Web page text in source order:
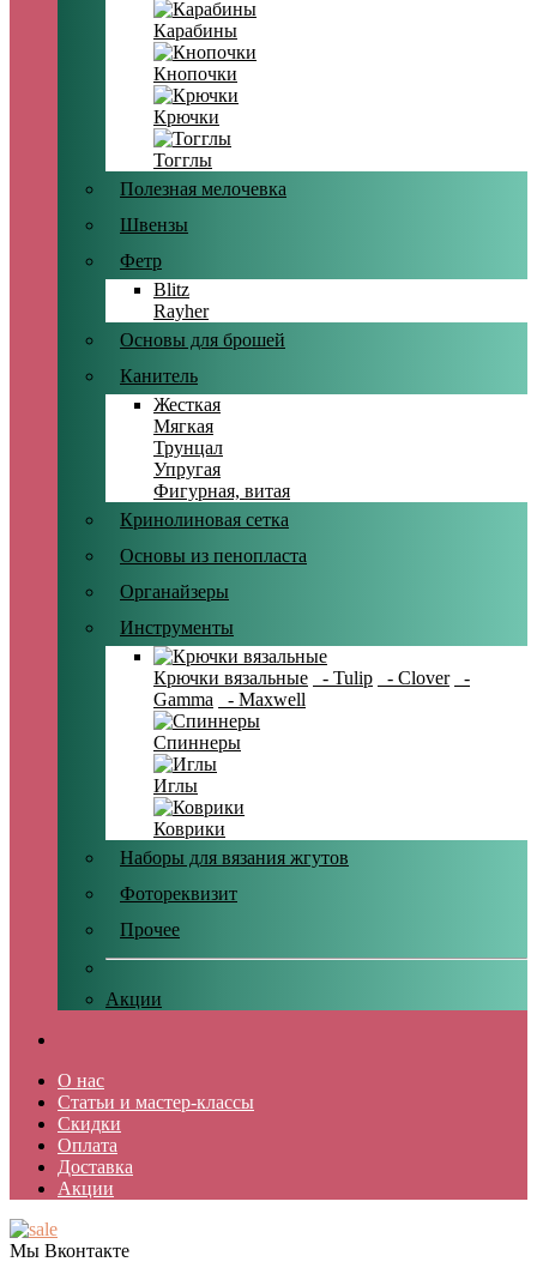
Карабины
Кнопочки
Крючки
Тогглы
Полезная мелочевка
Швензы
Фетр
Blitz
Rayher
Основы для брошей
Канитель
Жесткая
Мягкая
Трунцал
Упругая
Фигурная, витая
Кринолиновая сетка
Основы из пенопласта
Органайзеры
Инструменты
Крючки вязальные - Tulip - Clover
-
Gamma
- Maxwell
Спиннеры
Иглы
Коврики
Наборы для вязания жгутов
Фотореквизит
Прочее
Акции
О нас
Статьи и мастер-классы
Скидки
Оплата
Доставка
Акции
Мы Вконтакте